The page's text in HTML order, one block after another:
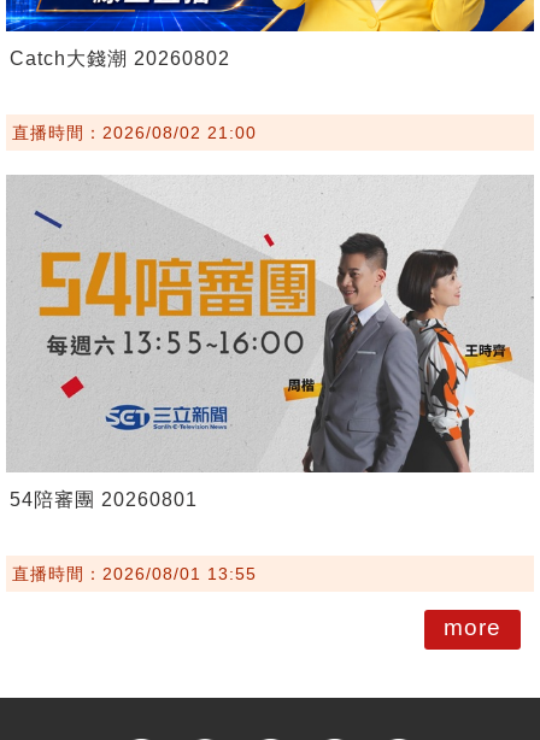
Catch大錢潮 20260802
直播時間：2026/08/02 21:00
54陪審團 20260801
直播時間：2026/08/01 13:55
more